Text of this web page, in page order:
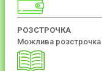
РОЗСТРОЧКА
Можлива розстрочка